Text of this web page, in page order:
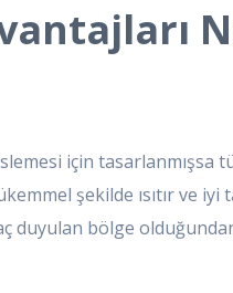
için
şekilde ısıtır ve
duyulan bölge